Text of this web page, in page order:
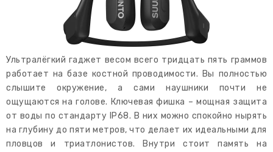
Ультралёгкий гаджет весом всего тридцать пять граммов
работает на базе костной проводимости. Вы полностью
слышите окружение, а сами наушники почти не
ощущаются на голове. Ключевая фишка – мощная защита
от воды по стандарту IP68. В них можно спокойно нырять
на глубину до пяти метров, что делает их идеальными для
пловцов и триатлонистов. Внутри стоит память на